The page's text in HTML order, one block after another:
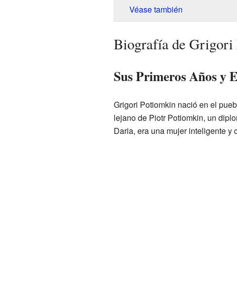
Véase también
Biografía de Grigori
Sus Primeros Años y
Grigori Potiomkin nació en el
lejano de Piotr Potiomkin, un
Daria, era una mujer inteligente y